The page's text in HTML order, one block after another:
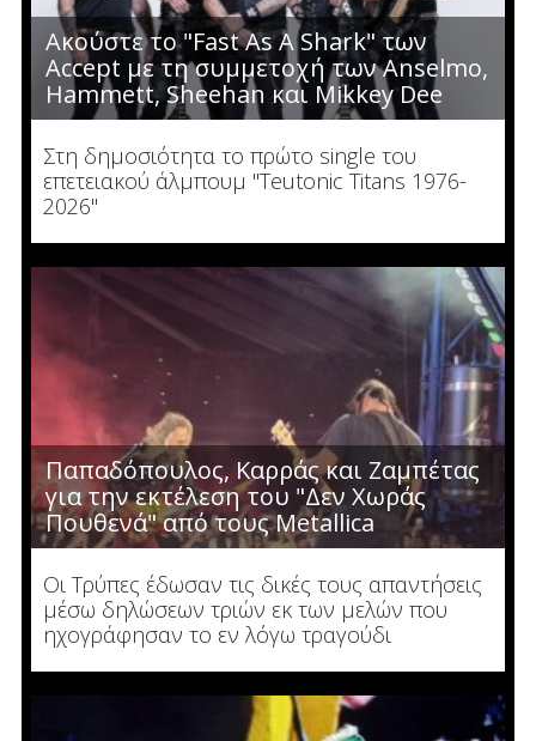
Ακούστε το "Fast As A Shark" των
Accept με τη συμμετοχή των Anselmo,
Hammett, Sheehan και Mikkey Dee
Στη δημοσιότητα το πρώτο single του
επετειακού άλμπουμ "Teutonic Titans 1976-
2026"
Παπαδόπουλος, Καρράς και Ζαμπέτας
για την εκτέλεση του "Δεν Χωράς
Πουθενά" από τους Metallica
Οι Τρύπες έδωσαν τις δικές τους απαντήσεις
μέσω δηλώσεων τριών εκ των μελών που
ηχογράφησαν το εν λόγω τραγούδι